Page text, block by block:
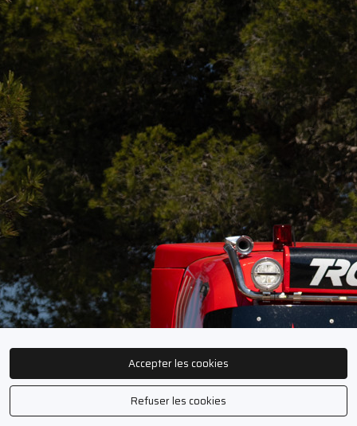
Accepter les cookies
Refuser les cookies